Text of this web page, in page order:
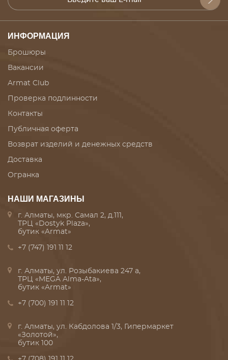
ИНФОРМАЦИЯ
Брошюры
Вакансии
Armat Club
Проверка подлинности
Контакты
Публичная оферта
Возврат изделий и денежных средств
Доставка
Огранка
НАШИ МАГАЗИНЫ
г. Алматы, мкр. Самал 2, д.111,
ТРЦ «Dostyk Plaza»,
бутик «Armat»
+7 (747) 191 11 12
г. Алматы, ул. Розыбакиева 247 а,
ТРЦ «MEGA Alma-Ata»,
бутик «Armat»
+7 (700) 191 11 12
г. Алматы, ул. Кабдолова 1/3, Гипермаркет
«Золотой»,
бутик 100